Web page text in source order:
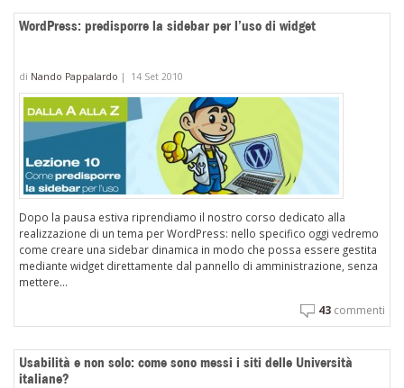
WordPress: predisporre la sidebar per l’uso di widget
di Nando Pappalardo | 14 Set 2010
Dopo la pausa estiva riprendiamo il nostro corso dedicato alla
realizzazione di un tema per WordPress: nello specifico oggi vedremo
come creare una sidebar dinamica in modo che possa essere gestita
mediante widget direttamente dal pannello di amministrazione, senza
mettere...
43 commenti
Usabilità e non solo: come sono messi i siti delle Università
italiane?